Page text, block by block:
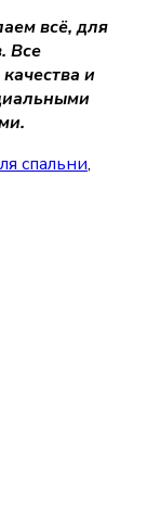
всё, для
Все
и
спальни,